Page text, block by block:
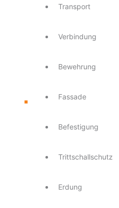
Transport
Verbindung
Bewehrung
Fassade
Befestigung
Trittschallschutz
Erdung